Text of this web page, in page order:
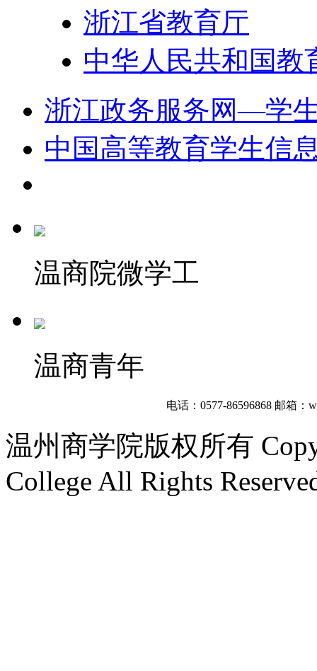
浙江省教育厅
中华人民共和国教
浙江政务服务网—学
中国高等教育学生信
温商院微学工
温商青年
电话：0577-86596868 邮箱：
温州商学院版权所有
College All Rights